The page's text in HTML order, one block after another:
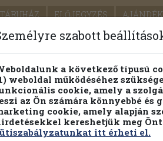
ELŐJEGYZÉS
PILLANATNYI ÁRAINK
Részletes kereső
szabott
a következő típusú
weboldal működéséhez
cookie, amely a
az Ön számára könnyebbé és
cookie, amely alapján
kereshetjük meg
itt érheti el.